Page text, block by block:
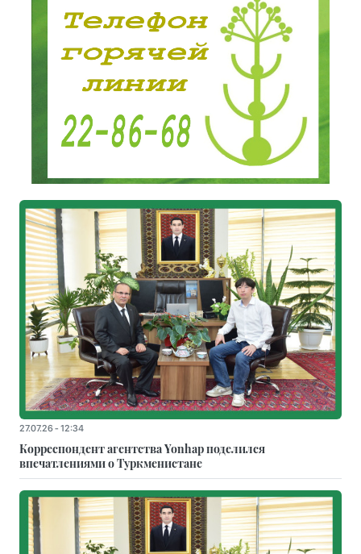
27.07.26 - 12:34
Корреспондент агентства Yonhap поделился
впечатлениями о Туркменистане